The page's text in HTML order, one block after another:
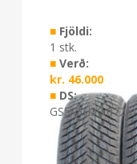
■Fjöldi:
1 stk.
■Verð:
kr. 46.000
■DS:
GS5/GH30 0726